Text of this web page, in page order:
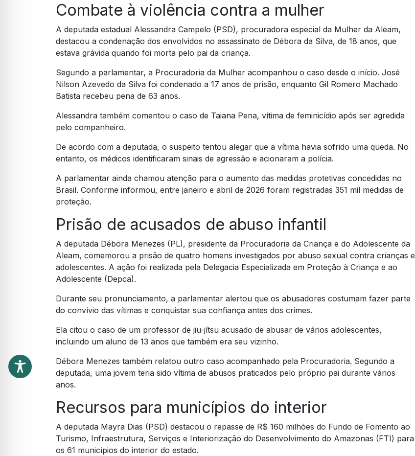
Combate à violência contra a mulher
A deputada estadual Alessandra Campelo (PSD), procuradora especial da Mulher da Aleam,
destacou a condenação dos envolvidos no assassinato de Débora da Silva, de 18 anos, que
estava grávida quando foi morta pelo pai da criança.
Segundo a parlamentar, a Procuradoria da Mulher acompanhou o caso desde o início. José
Nilson Azevedo da Silva foi condenado a 17 anos de prisão, enquanto Gil Romero Machado
Batista recebeu pena de 63 anos.
Alessandra também comentou o caso de Taiana Pena, vítima de feminicídio após ser agredida
pelo companheiro.
De acordo com a deputada, o suspeito tentou alegar que a vítima havia sofrido uma queda. No
entanto, os médicos identificaram sinais de agressão e acionaram a polícia.
A parlamentar ainda chamou atenção para o aumento das medidas protetivas concedidas no
Brasil. Conforme informou, entre janeiro e abril de 2026 foram registradas 351 mil medidas de
proteção.
Prisão de acusados de abuso infantil
A deputada Débora Menezes (PL), presidente da Procuradoria da Criança e do Adolescente da
Aleam, comemorou a prisão de quatro homens investigados por abuso sexual contra crianças e
adolescentes. A ação foi realizada pela Delegacia Especializada em Proteção à Criança e ao
Adolescente (Depca).
Durante seu pronunciamento, a parlamentar alertou que os abusadores costumam fazer parte
do convívio das vítimas e conquistar sua confiança antes dos crimes.
Ela citou o caso de um professor de jiu-jítsu acusado de abusar de vários adolescentes,
incluindo um aluno de 13 anos que também era seu vizinho.
Débora Menezes também relatou outro caso acompanhado pela Procuradoria. Segundo a
deputada, uma jovem teria sido vítima de abusos praticados pelo próprio pai durante vários
anos.
Recursos para municípios do interior
A deputada Mayra Dias (PSD) destacou o repasse de R$ 160 milhões do Fundo de Fomento ao
Turismo, Infraestrutura, Serviços e Interiorização do Desenvolvimento do Amazonas (FTI) para
os 61 municípios do interior do estado.